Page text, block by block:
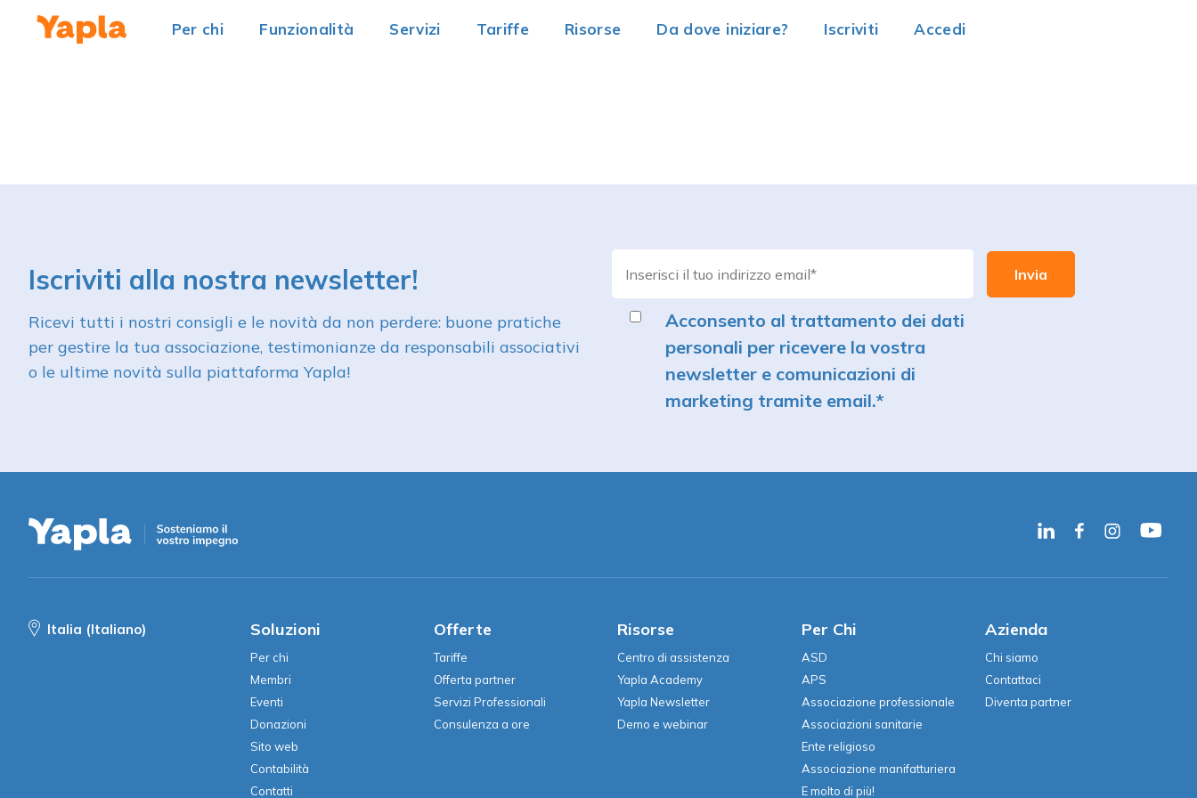
Per chi Funzionalità Servizi Tariffe Risorse Da dove iniziare? Iscriviti Accedi
Iscriviti alla nostra newsletter!
Ricevi tutti i nostri consigli e le novità da non perdere: buone pratiche
per gestire la tua associazione, testimonianze da responsabili associativi
o le ultime novità sulla piattaforma Yapla!
Acconsento al trattamento dei dati
personali per ricevere la vostra
newsletter e comunicazioni di
marketing tramite email.*
Italia (Italiano) Soluzioni
Per chi
Membri
Eventi
Donazioni
Sito web
Contabilità
Contatti
Offerte
Tariffe
Offerta partner
Servizi Professionali
Consulenza a ore
Risorse
Centro di assistenza
Yapla Academy
Yapla Newsletter
Demo e webinar
Per Chi
ASD
APS
Associazione professionale
Associazioni sanitarie
Ente religioso
Associazione manifatturiera
E molto di più!
Azienda
Chi siamo
Contattaci
Diventa partner